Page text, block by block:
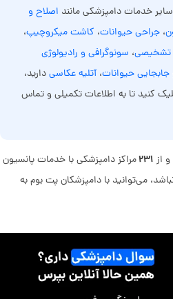
سایر خدمات دامپزشکی مانند اصلاح و
، جراحی حیوانات، کاشت میکروچیپ،
تشخیصی، سونوگرافی و رادیولوژی
حیوانات، آتلیه عکاسیدارید،
کنید تا به اطلاعات تکمیلی و تماس
از ۲۳۱مراکز دامپزشکی با خدمات پانسیون
می‌توانید با دامپزشکان پت بوم به